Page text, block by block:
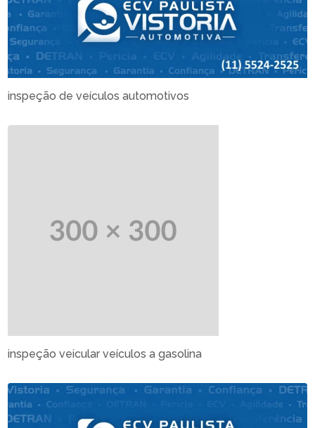
inspeção de veículos automotivos
inspeção veicular veículos a gasolina